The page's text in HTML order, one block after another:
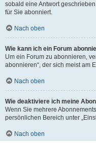
sobald eine Antwort
für Sie abonniert.
Nach oben
Wie kann ich ein Forum
Um ein Forum zu abonnieren,
abonnieren“, der sich meist am
Nach oben
Wie deaktiviere ich meine
Wenn Sie mehrere
persönlichen Bereich unter
Nach oben